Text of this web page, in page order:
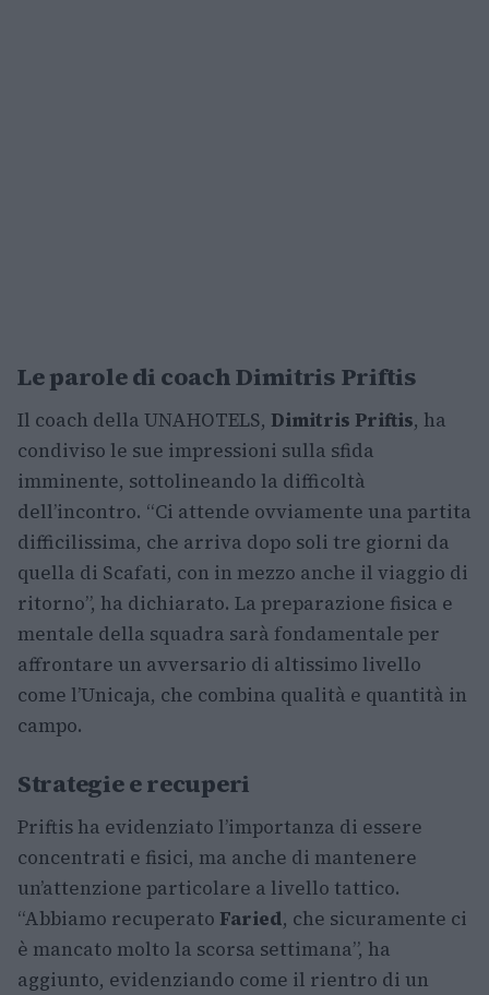
Le parole di coach Dimitris Priftis
Il coach della UNAHOTELS, Dimitris Priftis, ha
condiviso le sue impressioni sulla sfida
imminente, sottolineando la difficoltà
dell’incontro. “Ci attende ovviamente una partita
difficilissima, che arriva dopo soli tre giorni da
quella di Scafati, con in mezzo anche il viaggio di
ritorno”, ha dichiarato. La preparazione fisica e
mentale della squadra sarà fondamentale per
affrontare un avversario di altissimo livello
come l’Unicaja, che combina qualità e quantità in
campo.
Strategie e recuperi
Priftis ha evidenziato l’importanza di essere
concentrati e fisici, ma anche di mantenere
un’attenzione particolare a livello tattico.
“Abbiamo recuperato Faried, che sicuramente ci
è mancato molto la scorsa settimana”, ha
aggiunto, evidenziando come il rientro di un